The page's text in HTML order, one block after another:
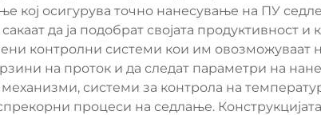
кој осигурува точно нанесување на ПУ
да ја подобрат својата продуктивност и
контролни системи кои им овозможуваат
на проток и да следат параметри на
системи за контрола на
процеси на седлање.